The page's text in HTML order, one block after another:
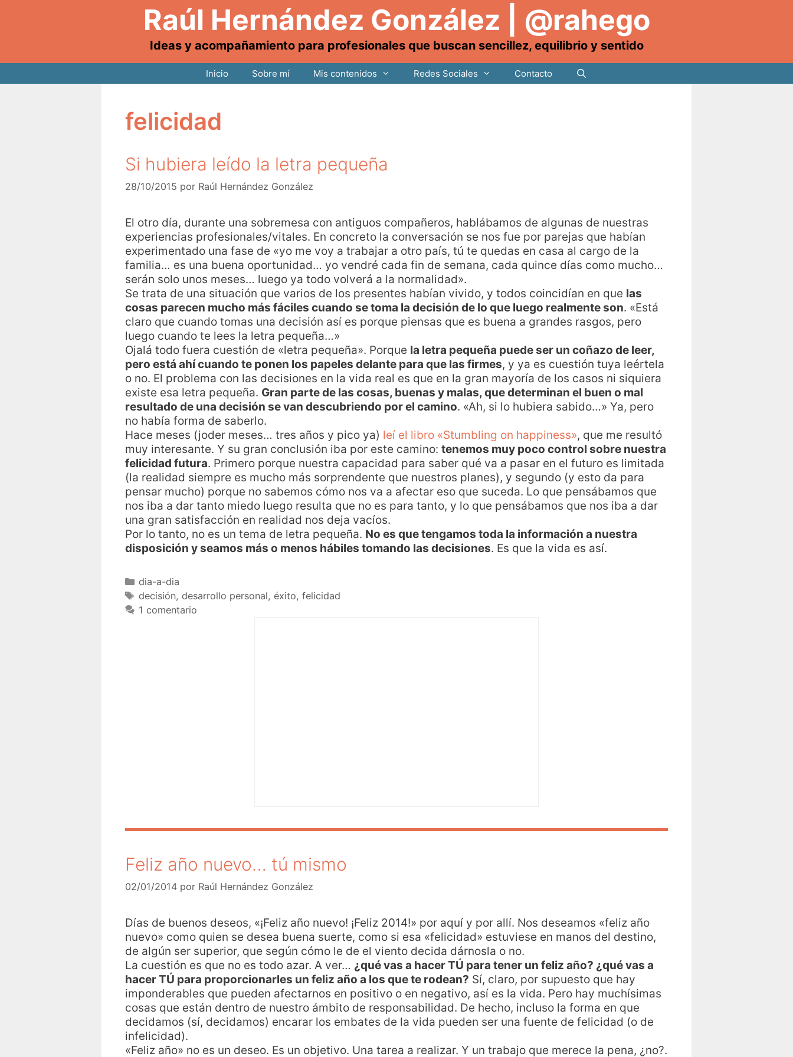
Raúl Hernández González | @rahego
Ideas y acompañamiento para profesionales que buscan sencillez, equilibrio y sentido
Inicio Sobre mí Mis contenidos Redes Sociales Contacto
felicidad
Si hubiera leído la letra pequeña
28/10/2015 por Raúl Hernández González
El otro día, durante una sobremesa con antiguos compañeros, hablábamos de algunas de nuestras
experiencias profesionales/vitales. En concreto la conversación se nos fue por parejas que habían
experimentado una fase de «yo me voy a trabajar a otro país, tú te quedas en casa al cargo de la
familia… es una buena oportunidad… yo vendré cada fin de semana, cada quince días como mucho…
serán solo unos meses… luego ya todo volverá a la normalidad».
Se trata de una situación que varios de los presentes habían vivido, y todos coincidían en que las
cosas parecen mucho más fáciles cuando se toma la decisión de lo que luego realmente son. «Está
claro que cuando tomas una decisión así es porque piensas que es buena a grandes rasgos, pero
luego cuando te lees la letra pequeña…»
Ojalá todo fuera cuestión de «letra pequeña». Porque la letra pequeña puede ser un coñazo de leer,
pero está ahí cuando te ponen los papeles delante para que las firmes, y ya es cuestión tuya leértela
o no. El problema con las decisiones en la vida real es que en la gran mayoría de los casos ni siquiera
existe esa letra pequeña. Gran parte de las cosas, buenas y malas, que determinan el buen o mal
resultado de una decisión se van descubriendo por el camino. «Ah, si lo hubiera sabido…» Ya, pero
no había forma de saberlo.
Hace meses (joder meses… tres años y pico ya) leí el libro «Stumbling on happiness», que me resultó
muy interesante. Y su gran conclusión iba por este camino: tenemos muy poco control sobre nuestra
felicidad futura. Primero porque nuestra capacidad para saber qué va a pasar en el futuro es limitada
(la realidad siempre es mucho más sorprendente que nuestros planes), y segundo (y esto da para
pensar mucho) porque no sabemos cómo nos va a afectar eso que suceda. Lo que pensábamos que
nos iba a dar tanto miedo luego resulta que no es para tanto, y lo que pensábamos que nos iba a dar
una gran satisfacción en realidad nos deja vacíos.
Por lo tanto, no es un tema de letra pequeña. No es que tengamos toda la información a nuestra
disposición y seamos más o menos hábiles tomando las decisiones. Es que la vida es así.
dia-a-dia
decisión, desarrollo personal, éxito, felicidad
1 comentario
Feliz año nuevo… tú mismo
02/01/2014 por Raúl Hernández González
Días de buenos deseos, «¡Feliz año nuevo! ¡Feliz 2014!» por aquí y por allí. Nos deseamos «feliz año
nuevo» como quien se desea buena suerte, como si esa «felicidad» estuviese en manos del destino,
de algún ser superior, que según cómo le de el viento decida dárnosla o no.
La cuestión es que no es todo azar. A ver… ¿qué vas a hacer TÚ para tener un feliz año? ¿qué vas a
hacer TÚ para proporcionarles un feliz año a los que te rodean? Sí, claro, por supuesto que hay
imponderables que pueden afectarnos en positivo o en negativo, así es la vida. Pero hay muchísimas
cosas que están dentro de nuestro ámbito de responsabilidad. De hecho, incluso la forma en que
decidamos (sí, decidamos) encarar los embates de la vida pueden ser una fuente de felicidad (o de
infelicidad).
«Feliz año» no es un deseo. Es un objetivo. Una tarea a realizar. Y un trabajo que merece la pena, ¿no?.